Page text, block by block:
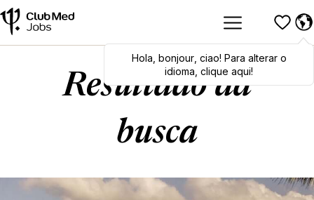
Hola,bonjour,ciao! To switch
languages, click here!
Hola bonjour, ciao! Para alterar o
idioma, clique aqui!
Resultado da
busca